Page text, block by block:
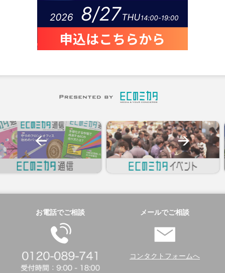
お電話でご相談 メールでご相談
コンタクトフォームへ